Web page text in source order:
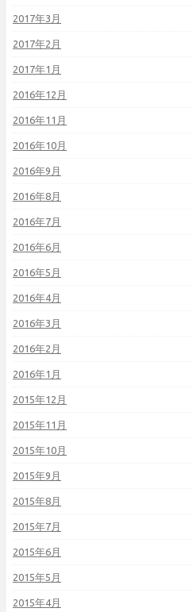
2017年3月
2017年2月
2017年1月
2016年12月
2016年11月
2016年10月
2016年9月
2016年8月
2016年7月
2016年6月
2016年5月
2016年4月
2016年3月
2016年2月
2016年1月
2015年12月
2015年11月
2015年10月
2015年9月
2015年8月
2015年7月
2015年6月
2015年5月
2015年4月